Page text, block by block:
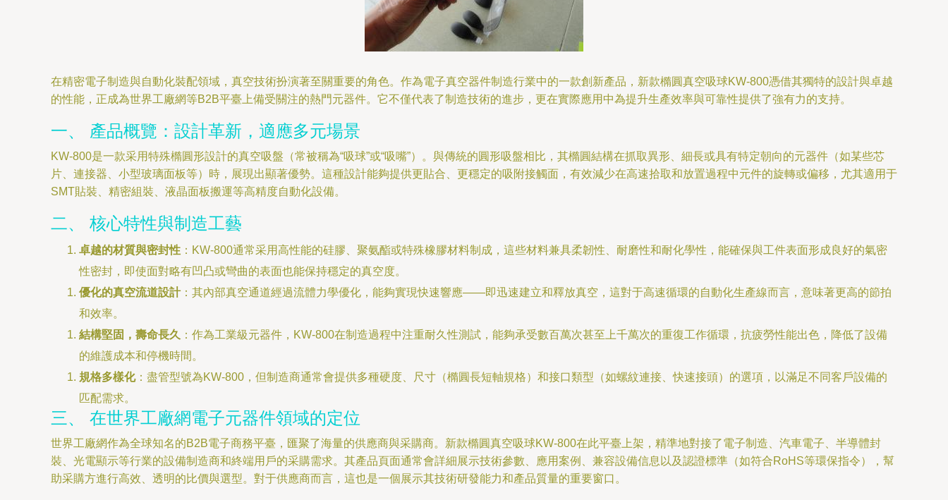
在精密電子制造與自動化裝配領域，真空技術扮演著至關重要的角色。作為電子真空器件制造行業中的一款創新產品，新款橢圓真空吸球KW-800憑借其獨特的設計與卓越
的性能，正成為世界工廠網等B2B平臺上備受關注的熱門元器件。它不僅代表了制造技術的進步，更在實際應用中為提升生產效率與可靠性提供了強有力的支持。
一、 產品概覽：設計革新，適應多元場景
KW-800是一款采用特殊橢圓形設計的真空吸盤（常被稱為“吸球”或“吸嘴”）。與傳統的圓形吸盤相比，其橢圓結構在抓取異形、細長或具有特定朝向的元器件（如某些芯
片、連接器、小型玻璃面板等）時，展現出顯著優勢。這種設計能夠提供更貼合、更穩定的吸附接觸面，有效減少在高速拾取和放置過程中元件的旋轉或偏移，尤其適用于
SMT貼裝、精密組裝、液晶面板搬運等高精度自動化設備。
二、 核心特性與制造工藝
卓越的材質與密封性 ：KW-800通常采用高性能的硅膠、聚氨酯或特殊橡膠材料制成，這些材料兼具柔韌性、耐磨性和耐化學性，能確保與工件表面形成良好的氣密
性密封，即使面對略有凹凸或彎曲的表面也能保持穩定的真空度。
優化的真空流道設計：其內部真空通道經過流體力學優化，能夠實現快速響應——即迅速建立和釋放真空，這對于高速循環的自動化生產線而言，意味著更高的節拍
和效率。
結構堅固，壽命長久 ：作為工業級元器件，KW-800在制造過程中注重耐久性測試，能夠承受數百萬次甚至上千萬次的重復工作循環，抗疲勞性能出色，降低了設備
的維護成本和停機時間。
規格多樣化：盡管型號為KW-800，但制造商通常會提供多種硬度、尺寸（橢圓長短軸規格）和接口類型（如螺紋連接、快速接頭）的選項，以滿足不同客戶設備的
匹配需求。
三、 在世界工廠網電子元器件領域的定位
世界工廠網作為全球知名的B2B電子商務平臺，匯聚了海量的供應商與采購商。新款橢圓真空吸球KW-800在此平臺上架，精準地對接了電子制造、汽車電子、半導體封
裝、光電顯示等行業的設備制造商和終端用戶的采購需求。其產品頁面通常會詳細展示技術參數、應用案例、兼容設備信息以及認證標準（如符合RoHS等環保指令），幫
助采購方進行高效、透明的比價與選型。對于供應商而言，這也是一個展示其技術研發能力和產品質量的重要窗口。